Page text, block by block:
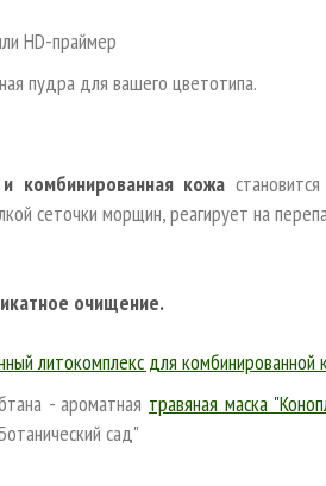
HD-праймер
пудра для вашего цветотипа.
комбинированная кожа
сеточки морщин, реагирует на
очищение.
литокомплекс для комбинированной
- ароматная травяная маска
сад"